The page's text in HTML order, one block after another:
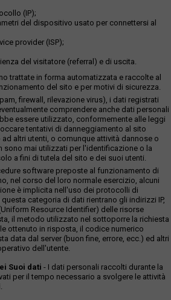
(IP);
del dispositivo usato per connettersi al
provider (ISP);
del visitatore (referral) e di uscita.
trattate in forma automatizzata e raccolte al
del sito e per motivi di sicurezza.
firewall, rilevazione virus), i dati registrati
comprendere anche dati personali
essere utilizzato, conformemente alle leggi
tentativi di danneggiamento al sito
altri utenti, o comunque attività dannose o
sono mai utilizzati per l'identificazione o la
a fini di tutela del sito e dei suoi utenti.
software preposte al funzionamento di
nel corso del loro normale esercizio, alcuni
è implicita nell'uso dei protocolli di
categoria di dati rientrano gli indirizzi IP,
Resource Identifier) delle risorse
il metodo utilizzato nel sottoporre la richiesta
ottenuto in risposta, il codice numerico
data dal server (buon fine, errore, ecc.) ed altri
dell'utente.
Suoi dati - I dati personali raccolti durante la
per il tempo necessario a svolgere le attività